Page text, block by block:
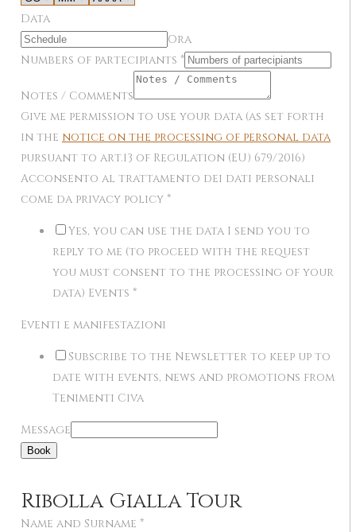
Data
Ora
Numbers of partecipiants *
Notes / Comments
Give me permission to use your data (as set forth
in the notice on the processing of personal data
pursuant to art.13 of Regulation (EU) 679/2016)
Acconsento al trattamento dei dati personali
come da privacy policy *
Yes, you can use the data I send you to
reply to me (to proceed with the request
you must consent to the processing of your
data) Events *
Eventi e manifestazioni
Subscribe to the Newsletter to keep up to
date with events, news and promotions from
Tenimenti Civa
Message
Book
Ribolla Gialla Tour
Name and Surname *